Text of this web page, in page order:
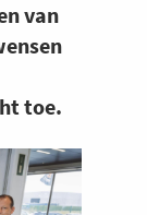
van
toe.